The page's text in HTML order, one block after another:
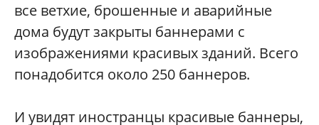
все ветхие, брошенные и аварийные
дома будут закрыты баннерами с
изображениями красивых зданий. Всего
понадобится около 250 баннеров.
И увидят иностранцы красивые баннеры,